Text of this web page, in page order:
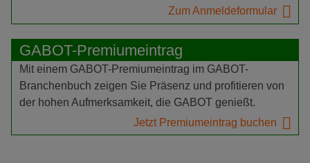
Zum Anmeldeformular
GABOT-Premiumeintrag
Mit einem GABOT-Premiumeintrag im GABOT-
Branchenbuch zeigen Sie Präsenz und profitieren von
der hohen Aufmerksamkeit, die GABOT genießt.
Jetzt Premiumeintrag buchen